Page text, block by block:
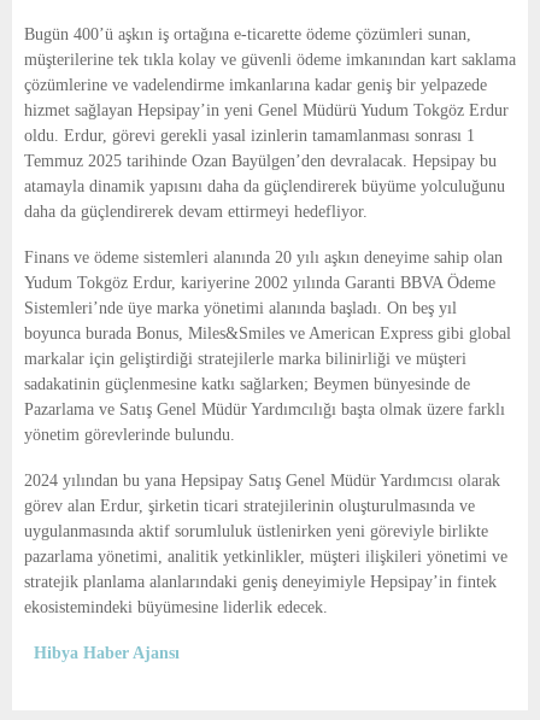
E
N
U
Bugün 400’ü aşkın iş ortağına e-ticarette ödeme çözümleri sunan,
müşterilerine tek tıkla kolay ve güvenli ödeme imkanından kart saklama
çözümlerine ve vadelendirme imkanlarına kadar geniş bir yelpazede
hizmet sağlayan Hepsipay’in yeni Genel Müdürü Yudum Tokgöz Erdur
oldu. Erdur, görevi gerekli yasal izinlerin tamamlanması sonrası 1
Temmuz 2025 tarihinde Ozan Bayülgen’den devralacak. Hepsipay bu
atamayla dinamik yapısını daha da güçlendirerek büyüme yolculuğunu
daha da güçlendirerek devam ettirmeyi hedefliyor.
Finans ve ödeme sistemleri alanında 20 yılı aşkın deneyime sahip olan
Yudum Tokgöz Erdur, kariyerine 2002 yılında Garanti BBVA Ödeme
Sistemleri’nde üye marka yönetimi alanında başladı. On beş yıl
boyunca burada Bonus, Miles&Smiles ve American Express gibi global
markalar için geliştirdiği stratejilerle marka bilinirliği ve müşteri
sadakatinin güçlenmesine katkı sağlarken; Beymen bünyesinde de
Pazarlama ve Satış Genel Müdür Yardımcılığı başta olmak üzere farklı
yönetim görevlerinde bulundu.
2024 yılından bu yana Hepsipay Satış Genel Müdür Yardımcısı olarak
görev alan Erdur, şirketin ticari stratejilerinin oluşturulmasında ve
uygulanmasında aktif sorumluluk üstlenirken yeni göreviyle birlikte
pazarlama yönetimi, analitik yetkinlikler, müşteri ilişkileri yönetimi ve
stratejik planlama alanlarındaki geniş deneyimiyle Hepsipay’in fintek
ekosistemindeki büyümesine liderlik edecek.
Hibya Haber Ajansı